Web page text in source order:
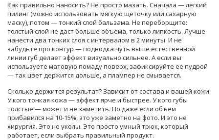
Как правильно наносить? Не просто мазать. Сначала — легкий
пилинг (можно использовать мягкую щеточку или сахарную
маску), потом — тонкий слой бальзама. Не переборщите:
толстый слой не даст больше объема, только липкость. Лучше
нанести два тонких слоя с интервалом в 2 минуты. И не
забудьте про контур — подводка чуть выше естественной
линии губ делает эффект визуально сильнее. А если вы
используете матовую помаду поверх, зафиксируйте ее пудрой
— так цвет держится дольше, а плампер не смывается.
Сколько держится результат? Зависит от состава и вашей кожи.
У кого тонкая кожа — эффект ярче и быстрее. У кого губы
толстые — может и не заметить. Но даже если объем
прибавился на 10-15%, это уже заметно на фото. И это не
хирургия. Это не уколы. Это просто умный трюк, который
работает, если выбрать правильный продукт.